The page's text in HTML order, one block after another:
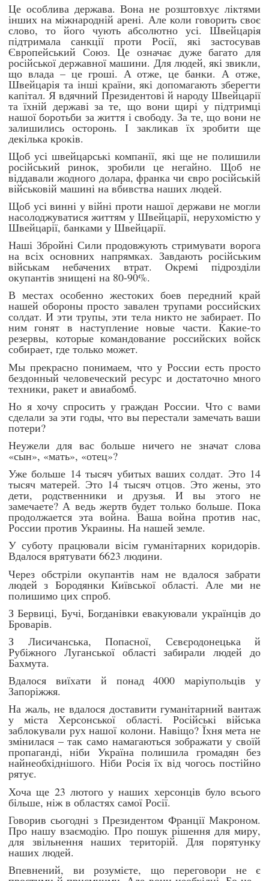
ДЕРЖАВНИЙ РЕЄСТР САНКЦІЙ
Це особлива держава. Вона не розштовхує ліктями
інших на міжнародній арені. Але коли говорить своє
слово, то його чують абсолютно усі. Швейцарія
підтримала санкції проти Росії, які застосував
Європейський Союз. Це означає дуже багато для
російської державної машини. Для людей, які звикли,
що влада – це гроші. А отже, це банки. А отже,
Швейцарія та інші країни, які допомагають зберегти
капітал. Я вдячний Президентові й народу Швейцарії
та їхній державі за те, що вони щирі у підтримці
нашої боротьби за життя і свободу. За те, що вони не
залишились осторонь. І закликав їх зробити ще
декілька кроків.
Щоб усі швейцарські компанії, які ще не полишили
російський ринок, зробили це негайно. Щоб не
віддавали жодного долара, франка чи євро російській
військовій машині на вбивства наших людей.
Щоб усі винні у війні проти нашої держави не могли
насолоджуватися життям у Швейцарії, нерухомістю у
Швейцарії, банками у Швейцарії.
Наші Збройні Сили продовжують стримувати ворога
на всіх основних напрямках. Завдають російським
військам небачених втрат. Окремі підрозділи
окупантів знищені на 80-90%.
В местах особенно жестоких боев передний край
нашей обороны просто завален трупами российских
солдат. И эти трупы, эти тела никто не забирает. По
ним гонят в наступление новые части. Какие-то
резервы, которые командование российских войск
собирает, где только может.
Мы прекрасно понимаем, что у России есть просто
бездонный человеческий ресурс и достаточно много
техники, ракет и авиабомб.
Но я хочу спросить у граждан России. Что с вами
сделали за эти годы, что вы перестали замечать ваши
потери?
Неужели для вас больше ничего не значат слова
«сын», «мать», «отец»?
Уже больше 14 тысяч убитых ваших солдат. Это 14
тысяч матерей. Это 14 тысяч отцов. Это жены, это
дети, родственники и друзья. И вы этого не
замечаете? А ведь жертв будет только больше. Пока
продолжается эта война. Ваша война против нас,
России против Украины. На нашей земле.
У суботу працювали вісім гуманітарних коридорів.
Вдалося врятувати 6623 людини.
Через обстріли окупантів нам не вдалося забрати
людей з Бородянки Київської області. Але ми не
полишимо цих спроб.
З Бервиці, Бучі, Богданівки евакуювали українців до
Броварів.
З Лисичанська, Попасної, Сєвєродонецька й
Рубіжного Луганської області забирали людей до
Бахмута.
Вдалося виїхати й понад 4000 маріупольців у
Запоріжжя.
На жаль, не вдалося доставити гуманітарний вантаж
у міста Херсонської області. Російські війська
заблокували рух нашої колони. Навіщо? Їхня мета не
змінилася – так само намагаються зображати у своїй
пропаганді, ніби Україна полишила громадян без
найнеобхіднішого. Ніби Росія їх від чогось постійно
рятує.
Хоча ще 23 лютого у наших херсонців було всього
більше, ніж в областях самої Росії.
Говорив сьогодні з Президентом Франції Макроном.
Про нашу взаємодію. Про пошук рішення для миру,
для звільнення наших територій. Для порятунку
наших людей.
Впевнений, ви розумієте, що переговори не є